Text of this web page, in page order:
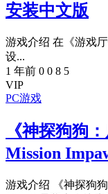
安装中文版
游戏介绍 在《游戏
设...
1 年前 0 0 8 5
VIP
PC游戏
《神探狗狗
Mission
游戏介绍 《神探狗